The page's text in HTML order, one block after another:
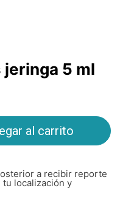
5 ml
al carrito
a recibir reporte
tu localización y